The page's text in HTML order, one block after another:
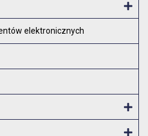
elektronicznych